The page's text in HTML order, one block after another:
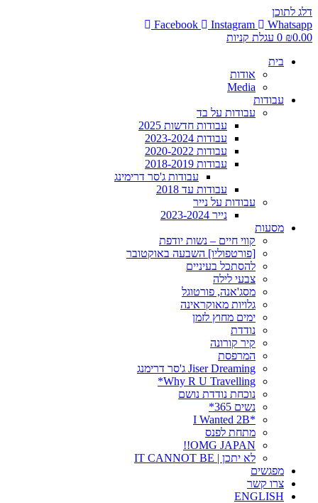
דלג לתוכן
Facebook
Instagram
Whatsapp
₪0.00
0 עגלת קניות
בית
אודות
Media
עבודות
עבודות על בד
עבודות חדשות 2025
עבודות 2023-2024
עבודות 2020-2022
עבודות 2018-2019
עבודות ג'סר דרימינג
עבודות עד 2018
עבודות על נייר
נייר 2023-2024
מסעות
קווי חיים – נשות יודפת
[פורטפוליו] השבעה באוקטובר
להסתכל בעיניים
צבעי לילה
מסג'אנה, פורטוגל
גלויות מאוקראינה
ימים מחוץ לזמן
נודדת
קיר קורונה
המרפסת
Jiser Dreaming ג'סר דרימנג
Why R U Travelling*
נוכחת נודדת נושם
נשים 365*
*I Wanted 2B
מתחת לפנס
OMG JAPAN!!
לא יתכן | IT CANNOT BE
מפגשים
צרו קשר
ENGLISH